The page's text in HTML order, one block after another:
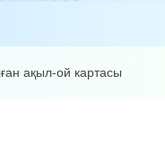
ақыл-ой картасы